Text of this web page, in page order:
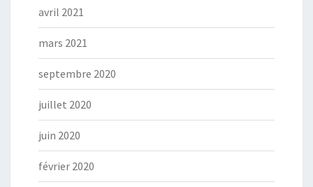
avril 2021
mars 2021
septembre 2020
juillet 2020
juin 2020
février 2020